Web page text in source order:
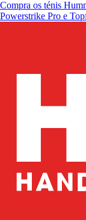
Compra os ténis
Powerstrike Pro e